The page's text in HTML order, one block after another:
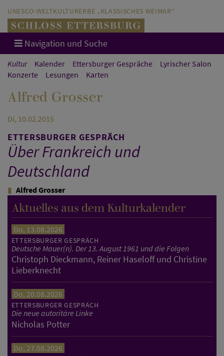
UNESCO-WELTKULTURERBE „KLASSISCHES WEIMAR“
Navigation und Suche
Kultur Kalender Ettersburger Gespräche
Lyrischer Salon
Konzerte
Lesungen Karten
Alfred Grosser
Di, 10.02.2015
ETTERSBURGER GESPRÄCH
Über Frankreich und
Deutschland
Alfred Grosser
Aktuelles aus dem Kulturkalender
Do, 13.08.2026
ETTERSBURGER GESPRÄCH
Deutsche Mauer(n). Der 13. August 1961 und die Folgen
Christoph Dieckmann, Reiner Haseloff und Christine
Lieberknecht
Do, 20.08.2026
ETTERSBURGER GESPRÄCH
Die neue autoritäre Linke
Nicholas Potter
Do, 27.08.2026